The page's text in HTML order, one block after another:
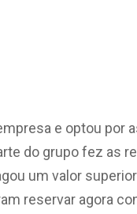
e optou por
do grupo fez as
um valor
reservar agora